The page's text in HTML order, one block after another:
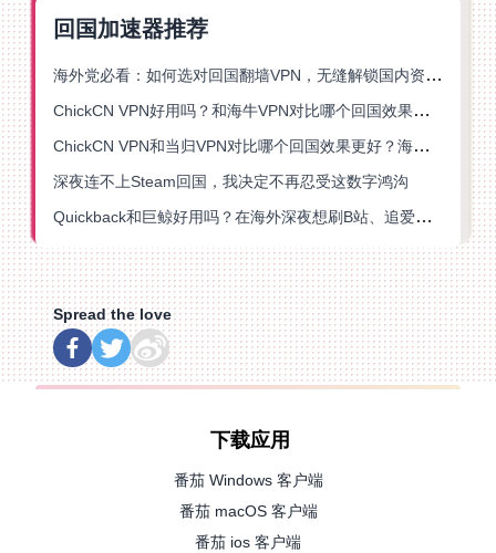
回国加速器推荐
海外党必看：如何选对回国翻墙VPN，无缝解锁国内资源？
ChickCN VPN好用吗？和海牛VPN对比哪个回国效果更好？
ChickCN VPN和当归VPN对比哪个回国效果更好？海外党亲测后选了它
深夜连不上Steam回国，我决定不再忍受这数字鸿沟
Quickback和巨鲸好用吗？在海外深夜想刷B站、追爱奇艺的你，或许正需要这份答案
Spread the love
下载应用
番茄 Windows 客户端
番茄 macOS 客户端
番茄 ios 客户端